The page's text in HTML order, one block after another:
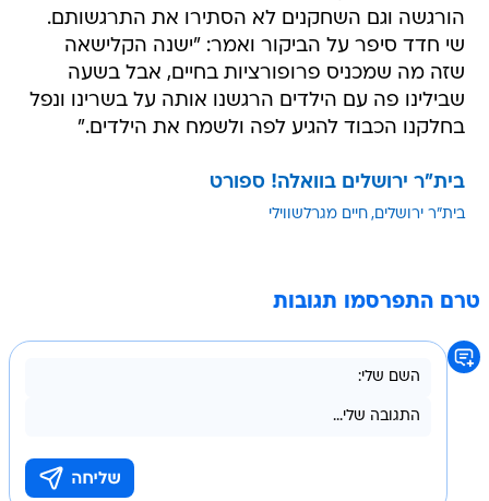
הורגשה וגם השחקנים לא הסתירו את התרגשותם.
שי חדד סיפר על הביקור ואמר: "ישנה הקלישאה
שזה מה שמכניס פרופורציות בחיים, אבל בשעה
שבילינו פה עם הילדים הרגשנו אותה על בשרינו ונפל
בחלקנו הכבוד להגיע לפה ולשמח את הילדים."
בית"ר ירושלים בוואלה! ספורט
בית"ר ירושלים חיים מגרלשווילי
טרם התפרסמו תגובות